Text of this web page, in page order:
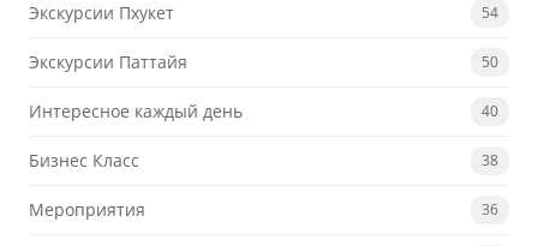
Экскурсии Пхукет 54
Экскурсии Паттайя 50
Интересное каждый день 40
Бизнес Класс 38
Мероприятия 36